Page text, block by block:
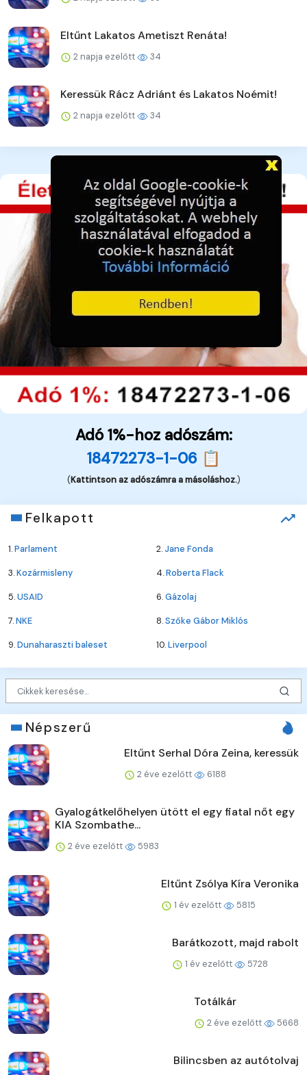
Eltűnt Lakatos Ametiszt Renáta!
2 napja ezelőtt 34
Keressük Rácz Adriánt és Lakatos Noémit!
2 napja ezelőtt 34
Adó 1%-hoz adószám:
18472273-1-06 📋
(Kattintson az adószámra a másoláshoz.)
Felkapott
1.Parlament 2.Jane Fonda
3.Kozármisleny 4.Roberta Flack
5.USAID 6.Gázolaj
7.NKE 8.Szőke Gábor Miklós
9.Dunaharaszti baleset 10.Liverpool
Népszerű
Eltűnt Serhal Dóra Zeina, keressük
2 éve ezelőtt 6188
Gyalogátkelőhelyen ütött el egy fiatal nőt egy
KIA Szombathe...
2 éve ezelőtt 5983
Eltűnt Zsólya Kíra Veronika
1 év ezelőtt 5815
Barátkozott, majd rabolt
1 év ezelőtt 5728
Totálkár
2 éve ezelőtt 5668
Bilincsben az autótolvaj